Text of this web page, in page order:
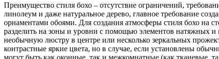
Преимущество стиля бохо – отсутствие ограничений,
линолеум и даже натуральное дерево, главное требование
орнаментами обоями. Для создания атмосферы стиля бохо на
разделить на зоны и уровни с помощью элементов натяжных
необычную люстру в центре или несколько зеркальных
контрастные яркие цвета, но в случае, если установлены
могут быть как оконные, так и межкомнатные (как тканевые,